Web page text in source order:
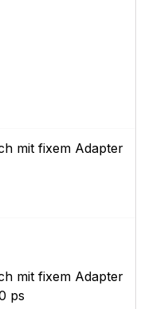
mit fixem Adapter
mit fixem Adapter
ps